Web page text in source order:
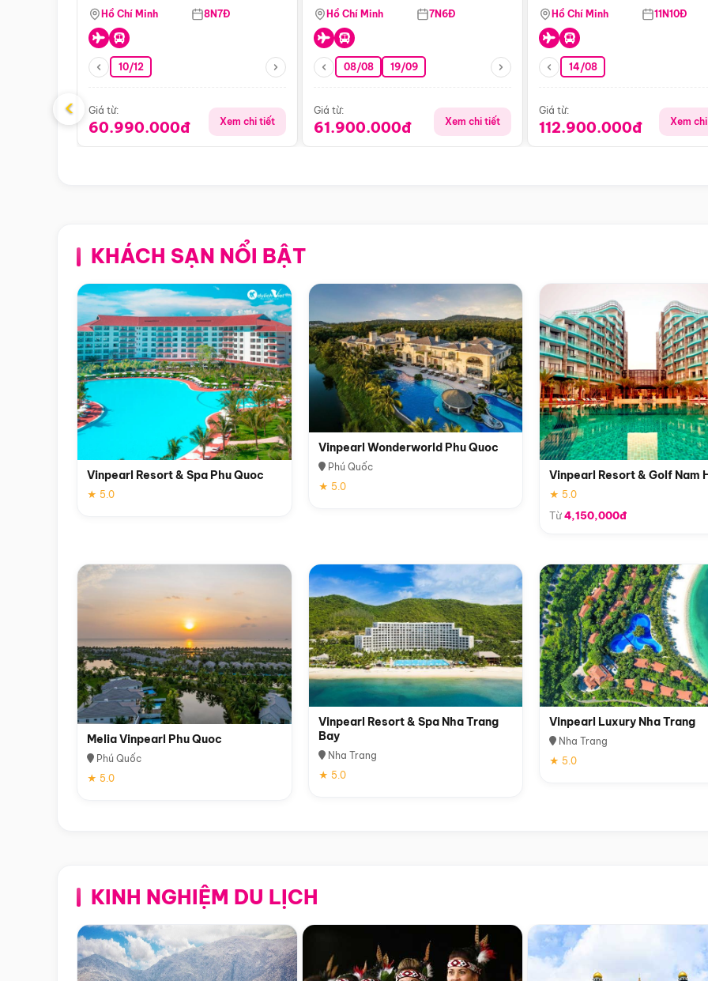
Pamukkale
Hồ Chí Minh 8N7Đ
10/12
Giá từ:
60.990.000đ Xem chi tiết
Hồ Chí Minh 7N6Đ
08/08 19/09
Giá từ:
61.900.000đ Xem chi tiết
Thiên Nhiên Mỹ
Hồ Chí Minh 11N10Đ
14/08
Giá từ:
112.900.000đ Xem
‹
KHÁCH SẠN NỔI BẬT
Vinpearl Resort & Spa Phu Quoc
★ 5.0
Vinpearl Wonderworld Phu Quoc
Phú Quốc
★ 5.0
Vinpearl Resort & Golf Nam
★ 5.0
Từ4,150,000đ
Melia Vinpearl Phu Quoc
Phú Quốc
★ 5.0
Vinpearl Resort & Spa Nha Trang
Bay
Nha Trang
★ 5.0
Vinpearl Luxury Nha Trang
Nha Trang
★ 5.0
KINH NGHIỆM DU LỊCH